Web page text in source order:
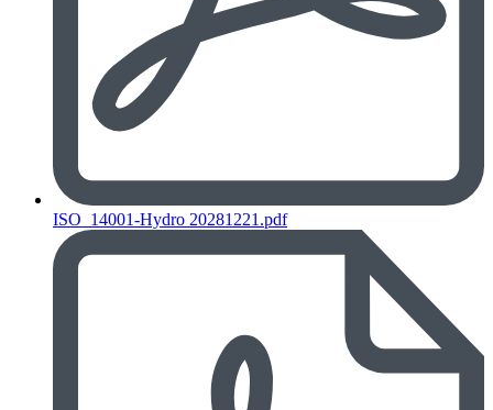
ISO_14001-Hydro 20281221.pdf